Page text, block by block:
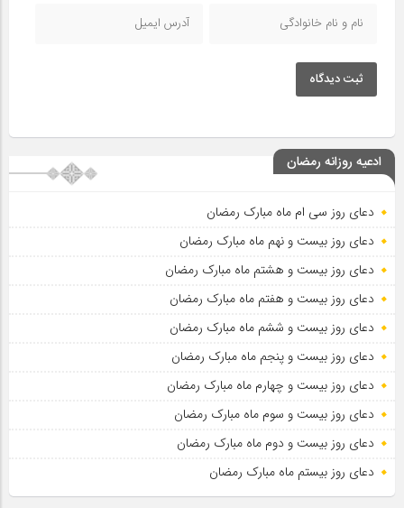
ثبت دیدگاه
ادعیه روزانه رمضان
دعای روز سی ام ماه مبارک رمضان
دعای روز بیست و نهم ماه مبارک رمضان
دعای روز بیست و هشتم ماه مبارک رمضان
دعای روز بیست و هفتم ماه مبارک رمضان
دعای روز بیست و ششم ماه مبارک رمضان
دعای روز بیست و پنجم ماه مبارک رمضان
دعای روز بیست و چهارم ماه مبارک رمضان
دعای روز بیست و سوم ماه مبارک رمضان
دعای روز بیست و دوم ماه مبارک رمضان
دعای روز بیستم ماه مبارک رمضان